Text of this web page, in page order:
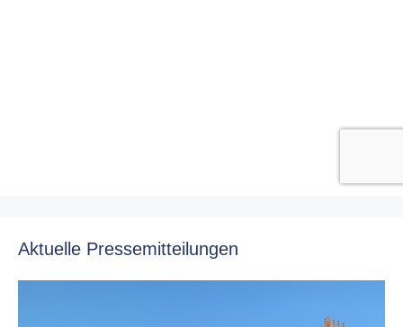
Aktuelle Pressemitteilungen